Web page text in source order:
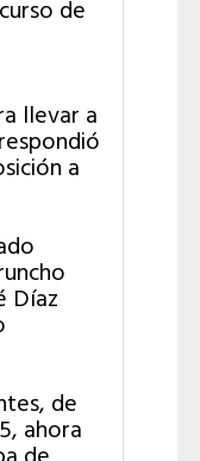
de
llevar a
a
Díaz
de
ahora
de